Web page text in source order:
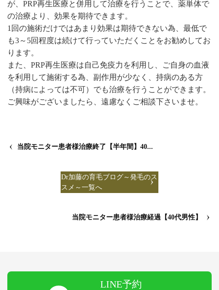
が、PRP再生医療と併用して治療を行うことで、薬単体で
の治療より、効果を期待できます。
1回の施術だけではあまり効果は期待できない為、最低で
も3～5回程度は続けて行っていただくことをお勧めしてお
ります。
また、PRP再生医療は自己免疫力を利用し、ご自身の血液
を利用して施術する為、副作用が少なく、持病のある方
（持病によっては不可）でも治療を行うことができます。
ご興味がございましたら、遠慮なくご相談下さいませ。
当院モニター患者様治療終了【半年間】40...
Dr加藤の育毛ブログ～発毛のス
スメ～一覧へ
当院モニター患者様治療経過【40代男性】
LINE予約